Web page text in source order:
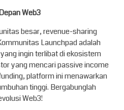
Web3
besar, revenue-sharing
Launchpad adalah
ingin terlibat di ekosistem
yang mencari passive income
platform ini menawarkan
tinggi. Bergabunglah
Web3!